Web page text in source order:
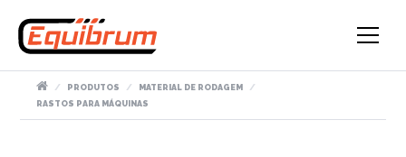
PRODUTOS
MATERIAL DE RODAGEM
RASTOS PARA MÁQUINAS